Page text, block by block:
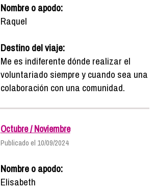
Nombre o apodo:
Raquel
Destino del viaje:
Me es indiferente dónde realizar el
voluntariado siempre y cuando sea una
colaboración con una comunidad.
Octubre / Noviembre
Publicado el 10/09/2024
Nombre o apodo:
Elisabeth